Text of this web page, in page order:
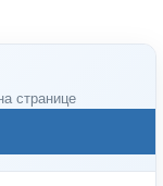
странице